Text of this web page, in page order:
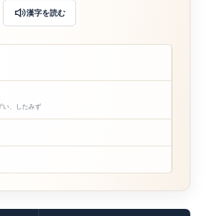
漢字を読む
い、したみず